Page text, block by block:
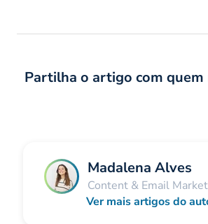
Partilha o artigo com quem
Madalena Alves
Content & Email
Ver mais artigos do